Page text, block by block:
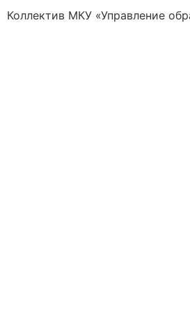
Коллектив МКУ «Управление